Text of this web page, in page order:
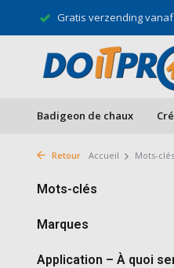
Gratis verzending
Badigeon de chaux
Retour Accueil Mots-clés
Mots-clés
Marques
Application – À quoi